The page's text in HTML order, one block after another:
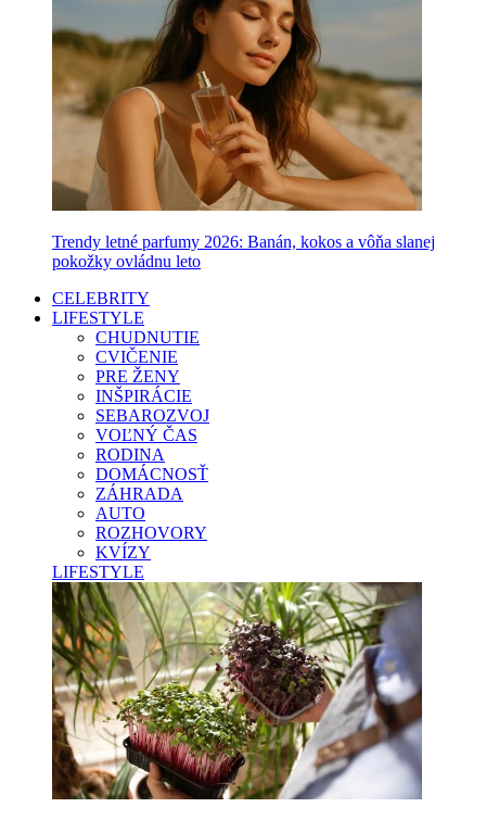
Trendy letné parfumy 2026: Banán, kokos a vôňa slanej
pokožky ovládnu leto
CELEBRITY
LIFESTYLE
CHUDNUTIE
CVIČENIE
PRE ŽENY
INŠPIRÁCIE
SEBAROZVOJ
VOĽNÝ ČAS
RODINA
DOMÁCNOSŤ
ZÁHRADA
AUTO
ROZHOVORY
KVÍZY
LIFESTYLE